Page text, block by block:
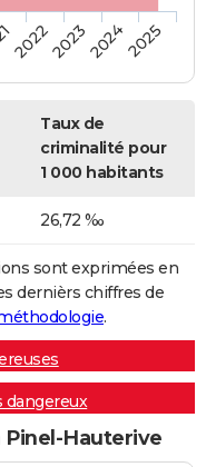
2022202320242025
Taux de
criminalité pour
1 000 habitants
26,72 ‰
sont exprimées en
dernièrs chiffres de
.
dangereux
Hauterive